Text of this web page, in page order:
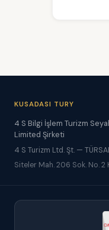
KUSADASI TURY
4 S Bilgi İşlem Turizm
Limited Şirketi
4 S Turizm Ltd. Şt. —
Siteler Mah. 206 Sok. No. 2